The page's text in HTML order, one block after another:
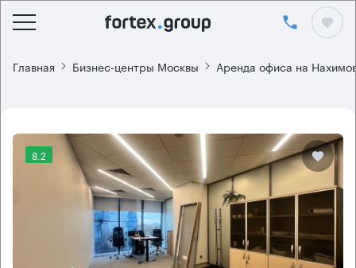
Главная Бизнес-центры Москвы Аренда офиса на
8.2